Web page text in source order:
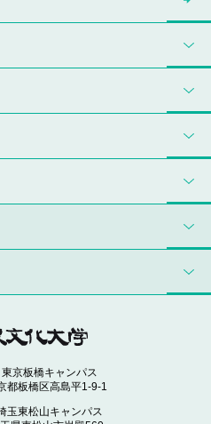
京板橋キャンパス
板橋区高島平1-9-1
東松山キャンパス